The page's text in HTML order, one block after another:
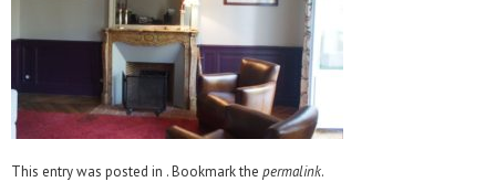
This entry was posted in . Bookmark the permalink.